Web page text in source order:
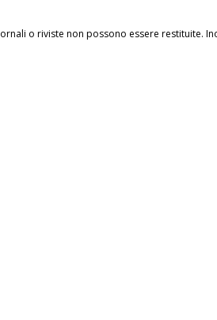
o riviste non possono essere restituite.